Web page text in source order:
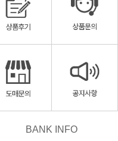
BANK INFO